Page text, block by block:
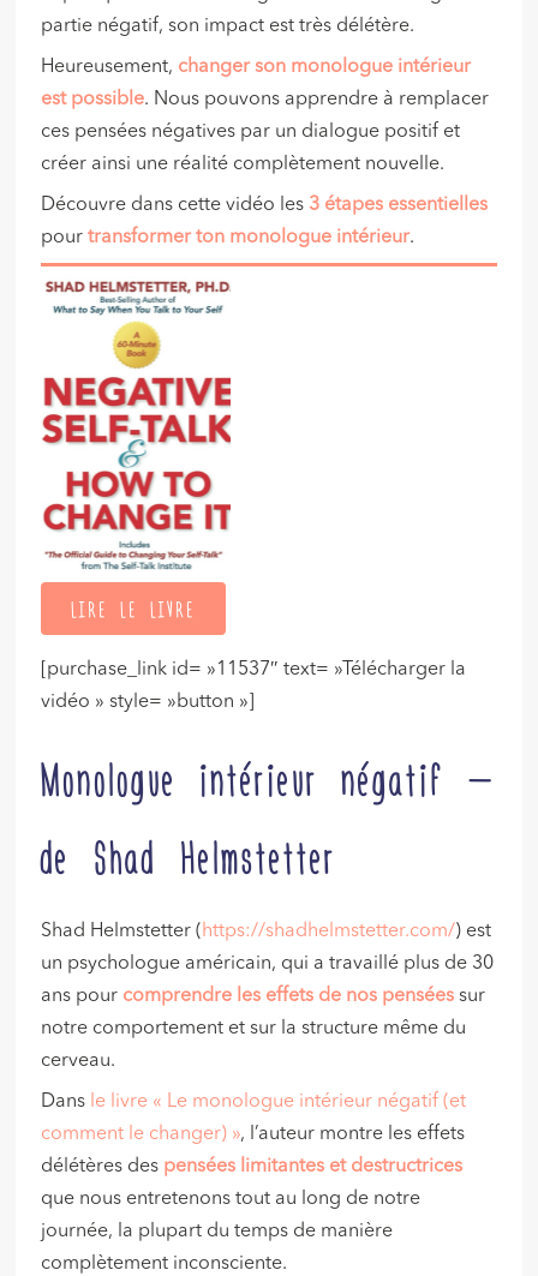
partie négatif, son impact est très délétère.
Heureusement, changer son monologue intérieur
est possible. Nous pouvons apprendre à remplacer
ces pensées négatives par un dialogue positif et
créer ainsi une réalité complètement nouvelle.
Découvre dans cette vidéo les 3 étapes essentielles
pourtransformer ton monologue intérieur.
LIRE LE LIVRE
[purchase_link id= »11537″ text= »Télécharger la
vidéo » style= »button »]
Monologue intérieur négatif –
de Shad Helmstetter
Shad Helmstetter ( https://shadhelmstetter.com/) est
un psychologue américain, qui a travaillé plus de 30
ans pour comprendre les effets de nos pensées sur
notre comportement et sur la structure même du
cerveau.
Dans le livre « Le monologue intérieur négatif (et
comment le changer) », l’auteur montre les effets
délétères des pensées limitantes et destructrices
que nous entretenons tout au long de notre
journée, la plupart du temps de manière
complètement inconsciente.